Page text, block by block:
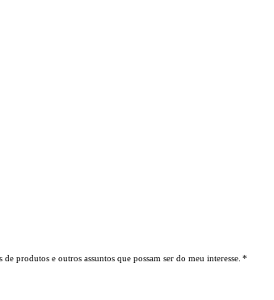
produtos e outros assuntos que possam ser do meu interesse. *